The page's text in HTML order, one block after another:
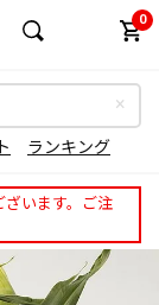
0
ランキング
ざいます。ご注